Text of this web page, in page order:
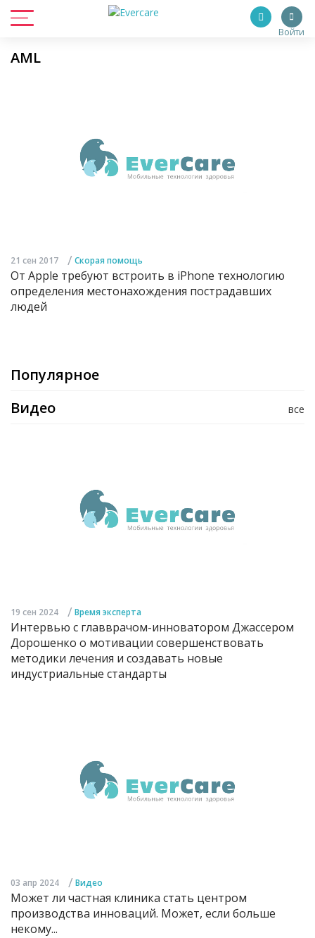
Войти
AML
21 сен 2017 / Скорая помощь
От Apple требуют встроить в iPhone технологию
определения местонахождения пострадавших
людей
Популярное
все
Видео
19 сен 2024 / Время эксперта
Интервью с главврачом-инноватором Джассером
Дорошенко о мотивации совершенствовать
методики лечения и создавать новые
индустриальные стандарты
03 апр 2024 / Видео
Может ли частная клиника стать центром
производства инноваций. Может, если больше
некому...